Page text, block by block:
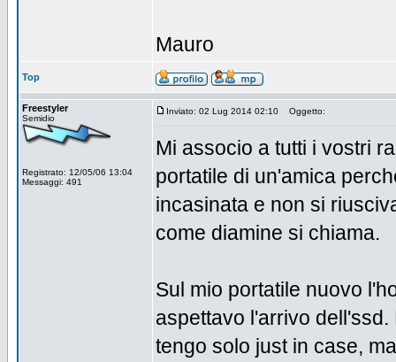
Mauro
Top
Freestyler
Semidio
Registrato: 12/05/06 13:04
Messaggi: 491
Inviato: 02 Lug 2014 02:10 Oggetto:
Mi associo a tutti i vostri
portatile di un'amica
incasinata e non si
come diamine si chiama.
Sul mio portatile nuovo
aspettavo l'arrivo
tengo solo just in case,